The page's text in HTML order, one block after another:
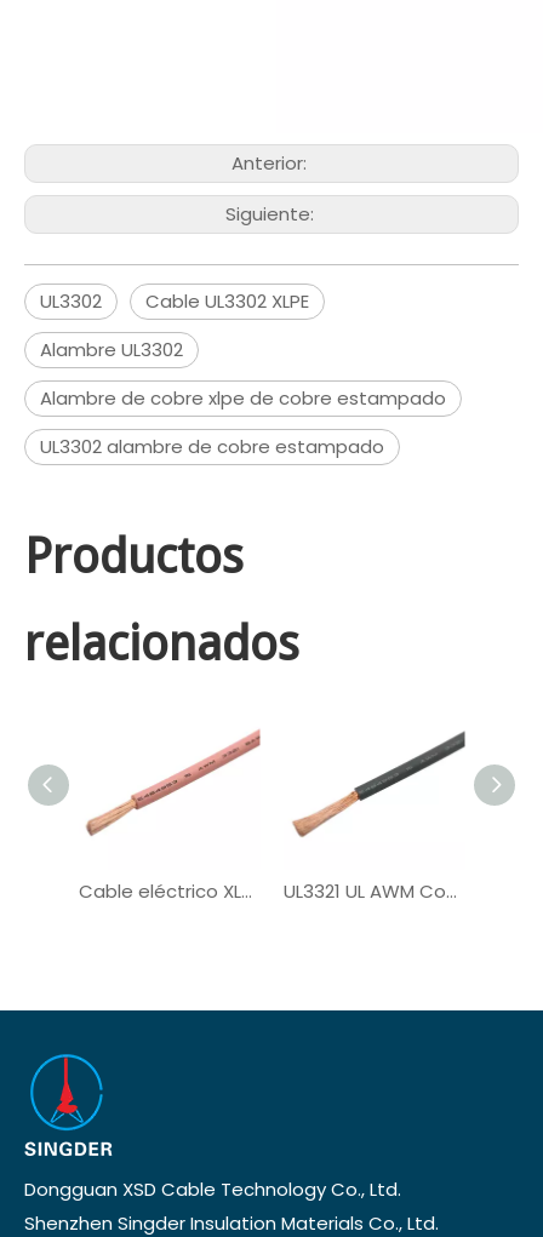
Anterior:
Siguiente:
UL3302
Cable UL3302 XLPE
Alambre UL3302
Alambre de cobre xlpe de cobre estampado
UL3302 alambre de cobre estampado
Productos
relacionados
Cable eléctrico XLPE de un solo núcleo UL3321 UL3321 UL AWM Cobre PV de cobre con estateado
Dongguan XSD Cable Technology Co., Ltd.
Shenzhen Singder Insulation Materials Co., Ltd.